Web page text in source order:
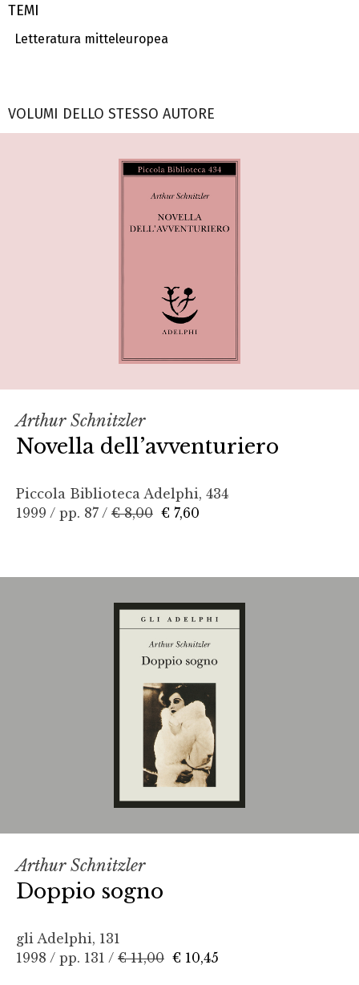
TEMI
Letteratura mitteleuropea
VOLUMI DELLO STESSO AUTORE
Arthur Schnitzler
Novella dell’avventuriero
Piccola Biblioteca Adelphi, 434
1999 / pp. 87 / € 8,00 € 7,60
Arthur Schnitzler
Doppio sogno
gli Adelphi, 131
1998 / pp. 131 / € 11,00 € 10,45